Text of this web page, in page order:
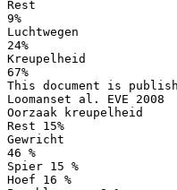
Rest
9%
Luchtwegen
24%
Kreupelheid
67%
This document is
Loomanset al. EVE 2008
Oorzaak kreupelheid
Rest 15%
Gewricht
46 %
Spier 15 %
Hoef 16 %